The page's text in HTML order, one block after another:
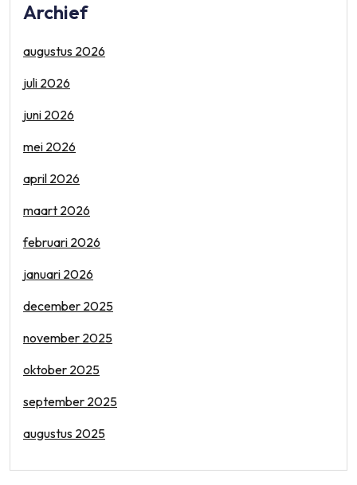
Archief
augustus 2026
juli 2026
juni 2026
mei 2026
april 2026
maart 2026
februari 2026
januari 2026
december 2025
november 2025
oktober 2025
september 2025
augustus 2025